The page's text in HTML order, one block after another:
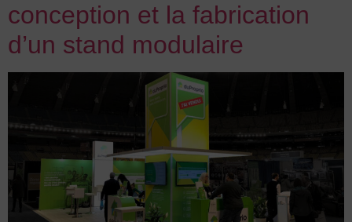
conception et la fabrication
d’un stand modulaire